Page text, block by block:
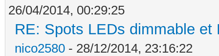
26/04/2014, 00:29:25
RE: Spots LEDs dimmable
nico2580 - 28/12/2014, 23:16:22